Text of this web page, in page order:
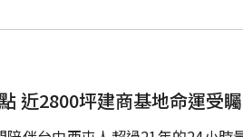
近2800坪建商基地命運受